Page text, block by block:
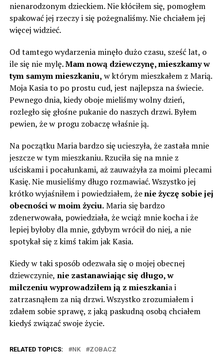
nienarodzonym dzieckiem. Nie kłóciłem się, pomogłem
spakować jej rzeczy i się pożegnaliśmy. Nie chciałem jej
więcej widzieć.
Od tamtego wydarzenia minęło dużo czasu, sześć lat, o
ile się nie mylę. Mam nową dziewczynę, mieszkamy w
tym samym mieszkaniu, w którym mieszkałem z Marią.
Moja Kasia to po prostu cud, jest najlepsza na świecie.
Pewnego dnia, kiedy oboje mieliśmy wolny dzień,
rozległo się głośne pukanie do naszych drzwi. Byłem
pewien, że w progu zobaczę właśnie ją.
Na początku Maria bardzo się ucieszyła, że zastała mnie
jeszcze w tym mieszkaniu. Rzuciła się na mnie z
uściskami i pocałunkami, aż zauważyła za moimi plecami
Kasię. Nie musieliśmy długo rozmawiać. Wszystko jej
krótko wyjaśniłem i powiedziałem, żenie życzę sobie jej
obecności w moim życiu.Maria się bardzo
zdenerwowała, ​​powiedziała, że wciąż mnie kocha i że ​​
lepiej byłoby dla mnie, gdybym wrócił do niej, a nie
spotykał się z kimś takim jak Kasia.
Kiedy w taki sposób odezwała się o mojej obecnej
dziewczynie, nie zastanawiając się długo, w
milczeniu wyprowadziłem ją z mieszkania i
zatrzasnąłem za nią drzwi. Wszystko zrozumiałem i
zdałem sobie sprawę, z jaką paskudną osobą chciałem
kiedyś związać swoje życie.
RELATED TOPICS: NK ZOBACZ